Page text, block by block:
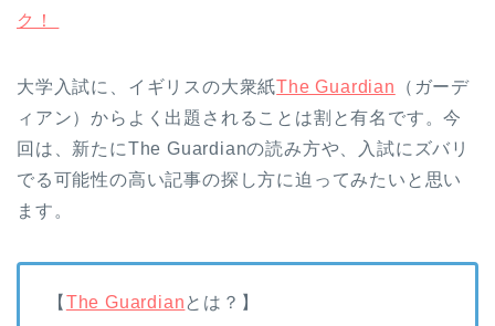
ク！
大学入試に、イギリスの大衆紙The Guardian
（ガーデ
ィアン）からよく出題されることは割と有名です。今
回は、新たにThe Guardianの読み方や、入試にズバリ
でる可能性の高い記事の探し方に迫ってみたいと思い
ます。
【 The Guardian とは？】